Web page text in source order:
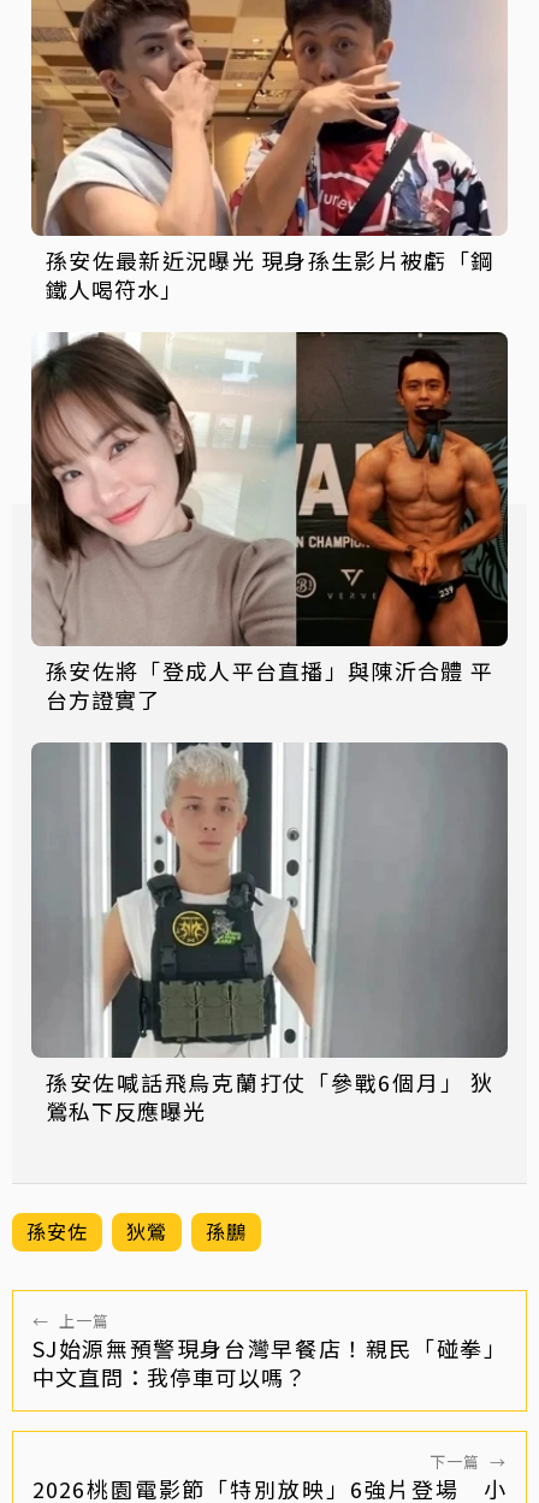
孫安佐最新近況曝光 現身孫生影片被虧「鋼
鐵人喝符水」
孫安佐將「登成人平台直播」與陳沂合體 平
台方證實了
孫安佐喊話飛烏克蘭打仗「參戰6個月」 狄
鶯私下反應曝光
孫安佐 狄鶯 孫鵬
← 上一篇
SJ始源無預警現身台灣早餐店！親民「碰拳」
中文直問：我停車可以嗎？
下一篇 →
2026桃園電影節「特別放映」6強片登場 小